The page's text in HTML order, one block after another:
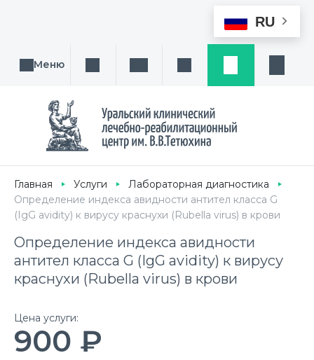
RU
Меню Поиск услуги, направления или врача
Написать намЗаказ звонка
Главная Услуги
Лабораторная диагностика
Определение индекса авидности антител класса G
(IgG avidity) к вирусу краснухи (Rubella virus) в крови
Определение индекса авидности
антител класса G (IgG avidity) к вирусу
краснухи (Rubella virus) в крови
Цена услуги:
900 ₽